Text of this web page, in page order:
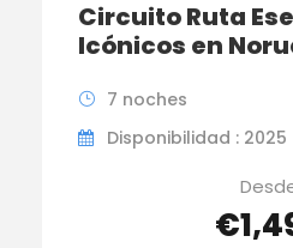
Circuito Ruta
Icónicos en
7 noches
Disponibilidad : 2025